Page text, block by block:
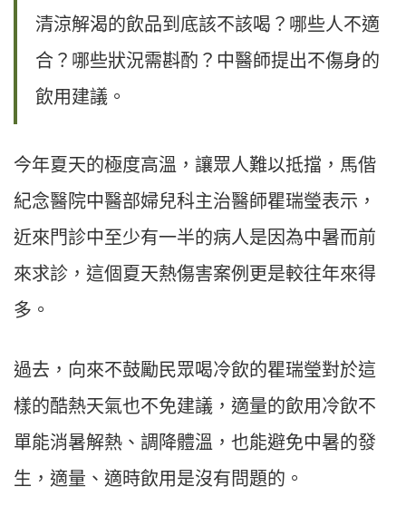
清涼解渴的飲品到底該不該喝？哪些人不適
合？哪些狀況需斟酌？中醫師提出不傷身的
飲用建議。
今年夏天的極度高溫，讓眾人難以抵擋，馬偕
紀念醫院中醫部婦兒科主治醫師瞿瑞瑩表示，
近來門診中至少有一半的病人是因為中暑而前
來求診，這個夏天熱傷害案例更是較往年來得
多。
過去，向來不鼓勵民眾喝冷飲的瞿瑞瑩對於這
樣的酷熱天氣也不免建議，適量的飲用冷飲不
單能消暑解熱、調降體溫，也能避免中暑的發
生，適量、適時飲用是沒有問題的。